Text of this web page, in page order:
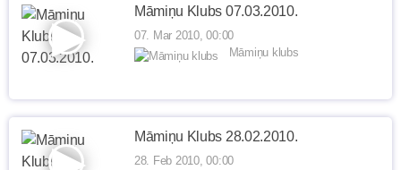
Māmiņu Klubs 07.03.2010.
07. Mar 2010, 00:00
Māmiņu klubs
Māmiņu Klubs 28.02.2010.
28. Feb 2010, 00:00